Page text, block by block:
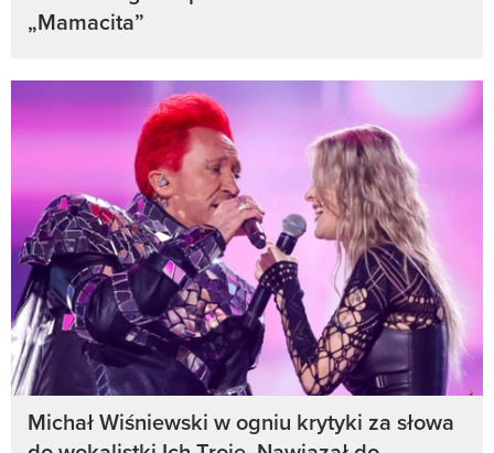
„Mamacita”
Michał Wiśniewski w ogniu krytyki za słowa